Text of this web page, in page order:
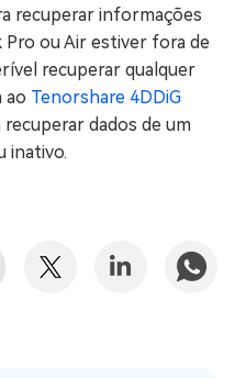
recuperar informações
Pro ou Air estiver fora de
recuperar qualquer
ao Tenorshare 4DDiG
recuperar dados de um
inativo.